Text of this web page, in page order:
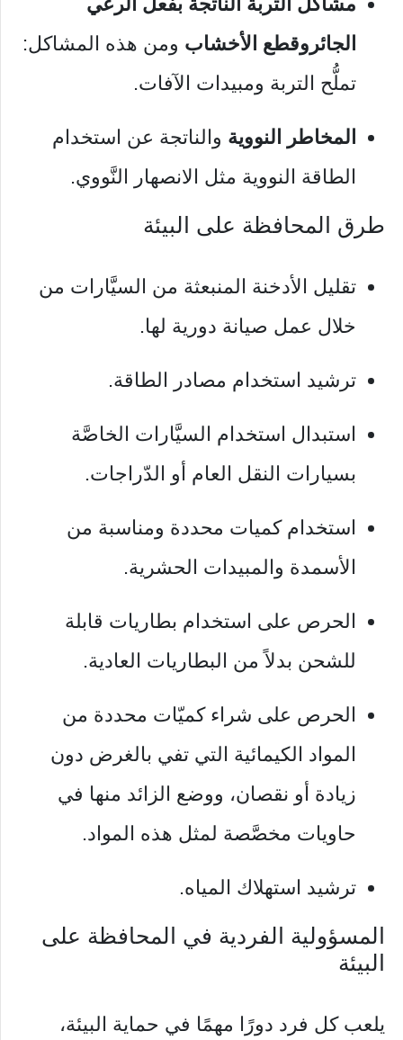
الجائر وقطع الأخشاب ومن هذه المشاكل:
تملُّح التربة ومبيدات الآفات.
المخاطر النووية والناتجة عن استخدام
الطاقة النووية مثل الانصهار النَّووي.
طرق المحافظة على البيئة
تقليل الأدخنة المنبعثة من السيَّارات من
خلال عمل صيانة دورية لها.
ترشيد استخدام مصادر الطاقة.
استبدال استخدام السيَّارات الخاصَّة
بسيارات النقل العام أو الدّراجات.
استخدام كميات محددة ومناسبة من
الأسمدة والمبيدات الحشرية.
الحرص على استخدام بطاريات قابلة
للشحن بدلاً من البطاريات العادية.
الحرص على شراء كميّات محددة من
المواد الكيمائية التي تفي بالغرض دون
زيادة أو نقصان، ووضع الزائد منها في
حاويات مخصَّصة لمثل هذه المواد.
ترشيد استهلاك المياه.
المسؤولية الفردية في المحافظة على
البيئة
يلعب كل فرد دورًا مهمًا في حماية البيئة،